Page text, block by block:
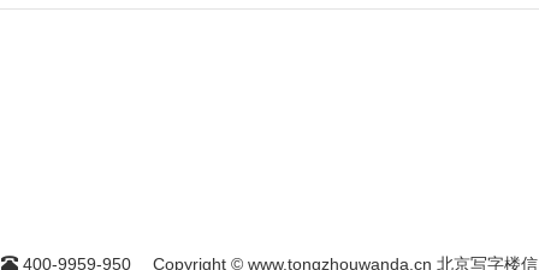
400-9959-950
Copyright © www.tongzhouwanda.cn 北京写字楼信